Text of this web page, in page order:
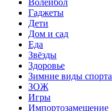
Волейбол
Гаджеты
Дети
Дом и сад
Еда
Звёзды
Здоровье
Зимние виды спорта
ЗОЖ
Игры
Импортозамещение